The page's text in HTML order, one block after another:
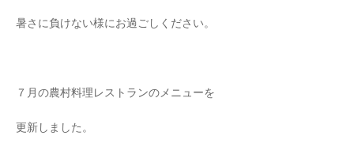
暑さに負けない様にお過ごしください。
７月の農村料理レストランのメニューを
更新しました。